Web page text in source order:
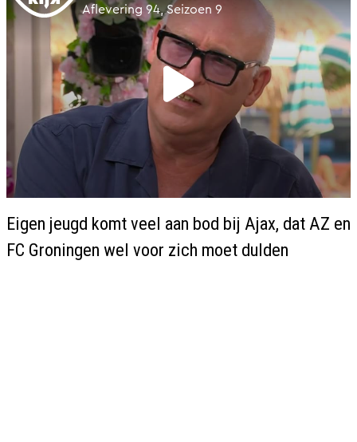
Eigen jeugd komt veel aan bod bij Ajax, dat AZ en
FC Groningen wel voor zich moet dulden